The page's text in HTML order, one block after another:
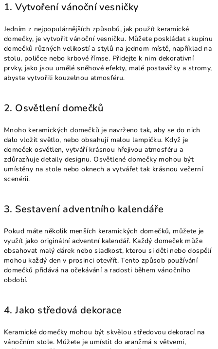
1. Vytvoření vánoční vesničky
Jedním z nejpopulárnějších způsobů, jak použít keramické
domečky, je vytvořit vánoční vesničku. Můžete poskládat skupinu
domečků různých velikostí a stylů na jednom místě, například na
stolu, poličce nebo krbové římse. Přidejte k nim dekorativní
prvky, jako jsou umělé sněhové efekty, malé postavičky a stromy,
abyste vytvořili kouzelnou atmosféru.
2. Osvětlení domečků
Mnoho keramických domečků je navrženo tak, aby se do nich
dalo vložit světlo, nebo obsahují malou lampičku. Když je
domeček osvětlen, vytváří krásnou hřejivou atmosféru a
zdůrazňuje detaily designu. Osvětlené domečky mohou být
umístěny na stole nebo oknech a vytvářet tak krásnou večerní
scenérii.
3. Sestavení adventního kalendáře
Pokud máte několik menších keramických domečků, můžete je
využít jako originální adventní kalendář. Každý domeček může
obsahovat malý dárek nebo sladkost, kterou si děti nebo dospělí
mohou každý den v prosinci otevřít. Tento způsob používání
domečků přidává na očekávání a radosti během vánočního
období.
4. Jako středová dekorace
Keramické domečky mohou být skvělou středovou dekorací na
vánočním stole. Můžete je umístit do aranžmá s větvemi,